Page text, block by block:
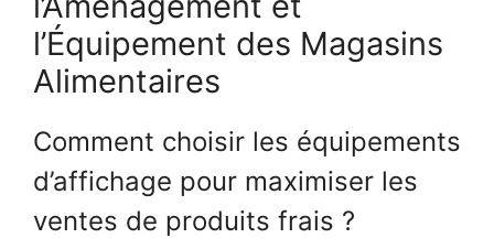
l’Équipement des Magasins
Alimentaires
Comment choisir les équipements
d’affichage pour maximiser les
ventes de produits frais ?